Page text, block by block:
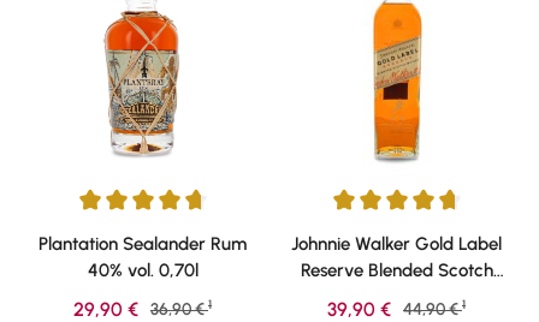
Durchschnittliche Bewertung von 4.7 von 5 Sternen
Plantation Sealander Rum
40% vol. 0,70l
Verkaufspreis:
29,90 € Regulärer Preis:
36,90 € 1
Durchschnittliche Bewertung
Johnnie Walker Gold Label
Reserve Blended Scotch
Whisky 40% vol. 0,70l
Verkaufspreis:
39,90 € Regulärer Preis:
44,90 € 1